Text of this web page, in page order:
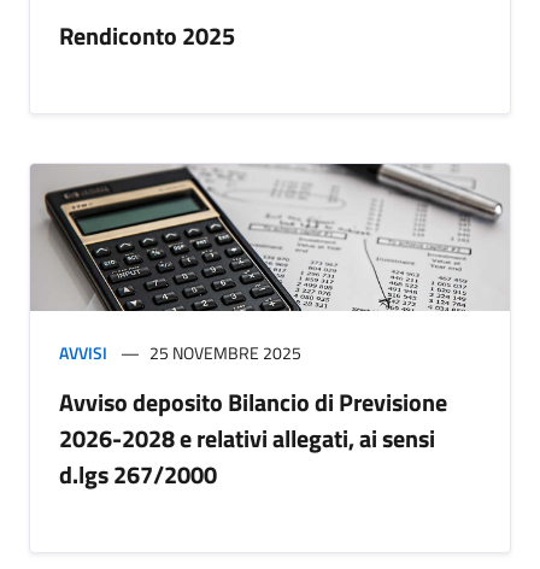
Rendiconto 2025
AVVISI 25 NOVEMBRE 2025
Avviso deposito Bilancio di Previsione
2026-2028 e relativi allegati, ai sensi
d.lgs 267/2000